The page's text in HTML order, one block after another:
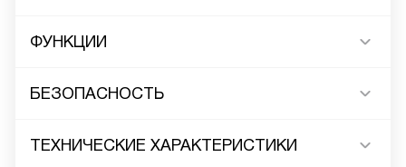
ФУНКЦИИ
БЕЗОПАСНОСТЬ
ТЕХНИЧЕСКИЕ ХАРАКТЕРИСТИКИ